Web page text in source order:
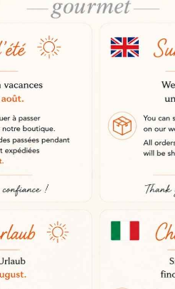
krájet dlouhé,
všech částech
pro
řez.